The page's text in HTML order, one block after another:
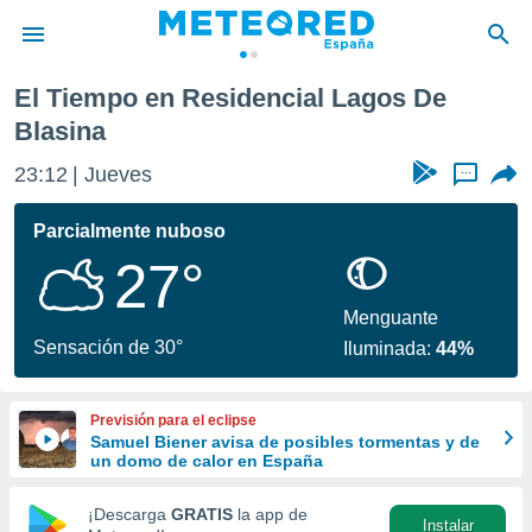
de
para
la
calidad.
a este
forma
digital
El Tiempo en Residencial Lagos De
Blasina
23:12 Jueves ...
Parcialmente nuboso
27°
Sensación de 30°
Menguante
Iluminada:44%
Previsión para el eclipse
Samuel Biener avisa de posibles tormentas y de
un domo de calor en España
¡Descarga GRATIS la app de
Instalar